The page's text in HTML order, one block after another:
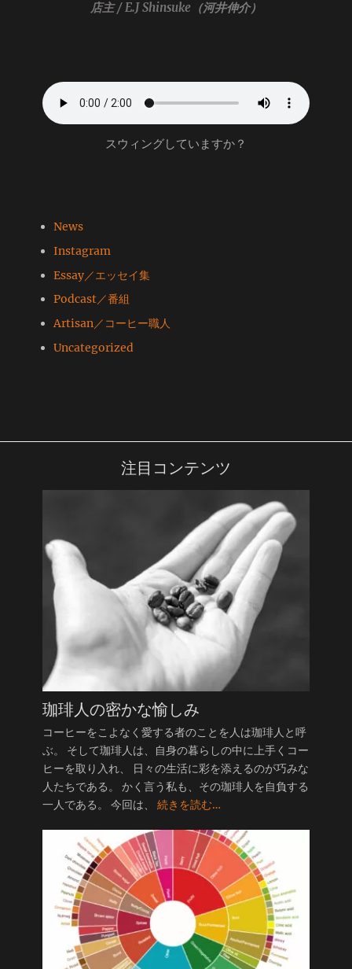
店主 / E.J Shinsuke （河井伸介）
スウィングしていますか？
News
Instagram
Essay／エッセイ集
Podcast／番組
Artisan／コーヒー職人
Uncategorized
注目コンテンツ
珈琲人の密かな愉しみ
コーヒーをこよなく愛する者のことを人は珈琲人と呼
ぶ。 そして珈琲人は、自身の暮らしの中に上手くコー
ヒーを取り入れ、 日々の生活に彩を添えるのが巧みな
人たちである。 かく言う私も、その珈琲人を自負する
一人である。 今回は、 続きを読む…